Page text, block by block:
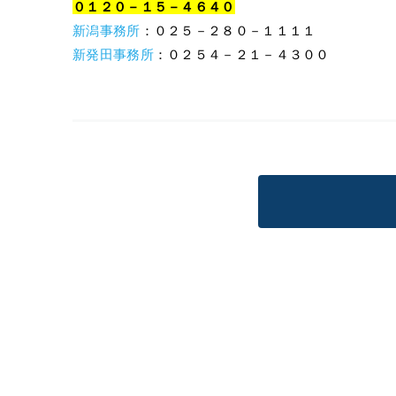
０１２０－１５－４６４０
新潟事務所 ：０２５－２８０－１１１１
新発田事務所：０２５４－２１－４３００